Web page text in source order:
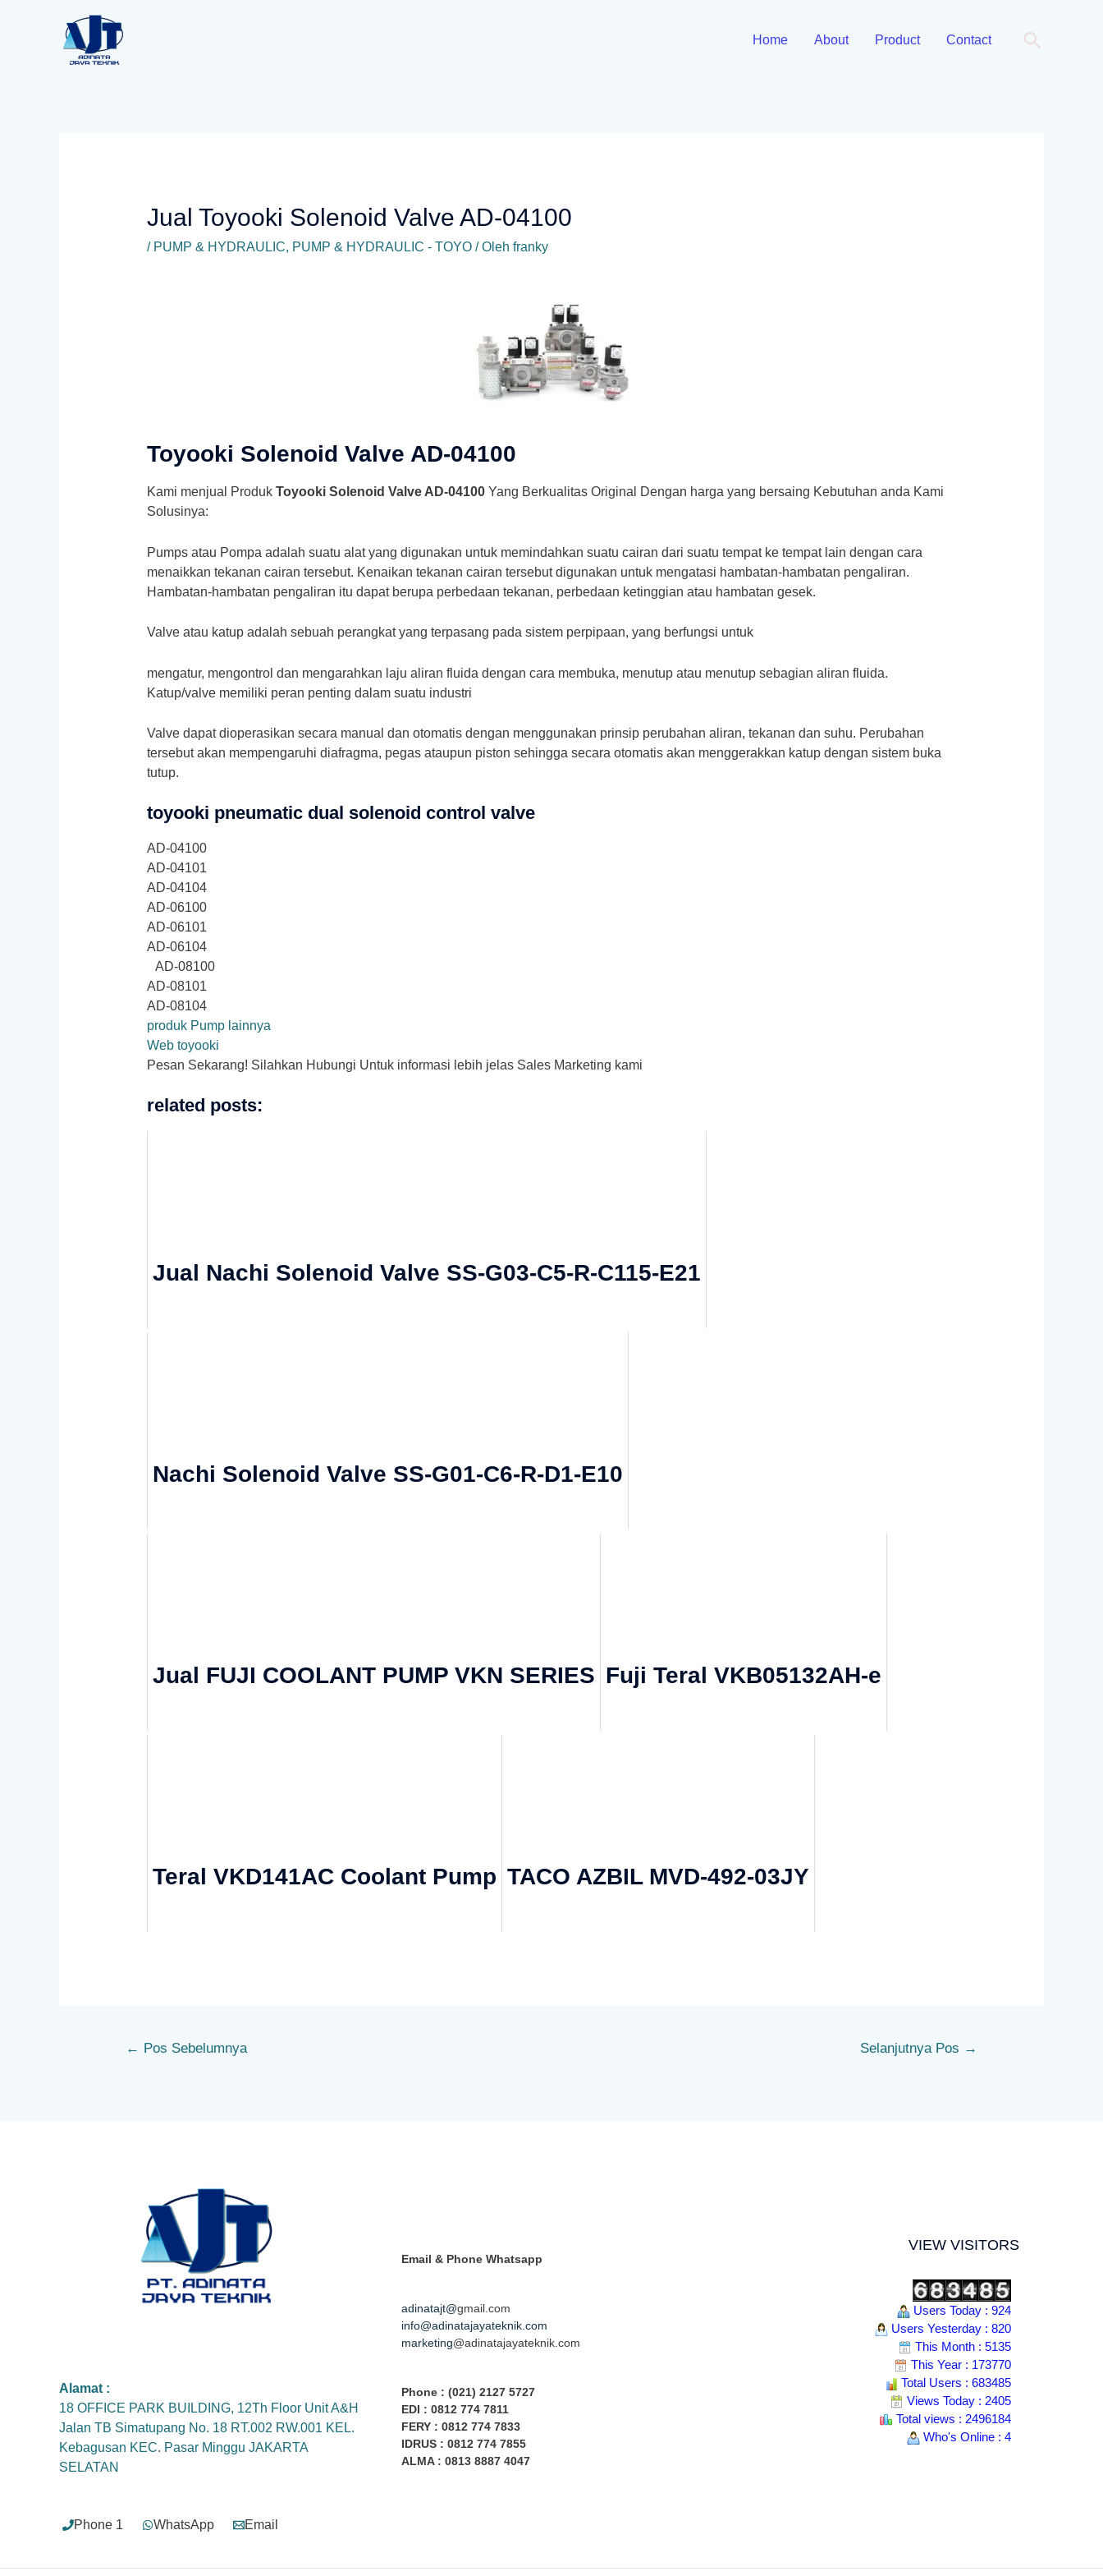
Home About Product Contact Cari
Jual Toyooki Solenoid Valve AD-04100
/ PUMP & HYDRAULIC, PUMP & HYDRAULIC - TOYO/ Oleh franky
Toyooki Solenoid Valve AD-04100
Kami menjual Produk Toyooki Solenoid Valve AD-04100 Yang Berkualitas Original Dengan harga yang bersaing Kebutuhan anda Kami
Solusinya:
Pumps atau Pompa adalah suatu alat yang digunakan untuk memindahkan suatu cairan dari suatu tempat ke tempat lain dengan cara
menaikkan tekanan cairan tersebut. Kenaikan tekanan cairan tersebut digunakan untuk mengatasi hambatan-hambatan pengaliran.
Hambatan-hambatan pengaliran itu dapat berupa perbedaan tekanan, perbedaan ketinggian atau hambatan gesek.
Valve atau katup adalah sebuah perangkat yang terpasang pada sistem perpipaan, yang berfungsi untuk
mengatur, mengontrol dan mengarahkan laju aliran fluida dengan cara membuka, menutup atau menutup sebagian aliran fluida.
Katup/valve memiliki peran penting dalam suatu industri
Valve dapat dioperasikan secara manual dan otomatis dengan menggunakan prinsip perubahan aliran, tekanan dan suhu. Perubahan
tersebut akan mempengaruhi diafragma, pegas ataupun piston sehingga secara otomatis akan menggerakkan katup dengan sistem buka
tutup.
toyooki pneumatic dual solenoid control valve
AD-04100
AD-04101
AD-04104
AD-06100
AD-06101
AD-06104
AD-08100
AD-08101
AD-08104
produk Pump lainnya
Web toyooki
Pesan Sekarang! Silahkan Hubungi Untuk informasi lebih jelas Sales Marketing kami
related posts:
Jual Nachi Solenoid Valve SS-G03-C5-R-C115-E21
Nachi Solenoid Valve SS-G01-C6-R-D1-E10
Jual FUJI COOLANT PUMP VKN SERIES Fuji Teral VKB05132AH-e
Teral VKD141AC Coolant Pump TACO AZBIL MVD-492-03JY
← Pos Sebelumnya Selanjutnya Pos →
Alamat :
18 OFFICE PARK BUILDING, 12Th Floor Unit A&H
Jalan TB Simatupang No. 18 RT.002 RW.001 KEL.
Kebagusan KEC. Pasar Minggu JAKARTA
SELATAN
Phone 1 WhatsApp Email
Email & Phone Whatsapp
adinatajt@gmail.com
info@adinatajayateknik.com
marketing@adinatajayateknik.com
Phone : (021) 2127 5727
EDI : 0812 774 7811
FERY : 0812 774 7833
IDRUS : 0812 774 7855
ALMA : 0813 8887 4047
VIEW VISITORS
Users Today : 924
Users Yesterday : 820
This Month : 5135
This Year : 173770
Total Users : 683485
Views Today : 2405
Total views : 2496184
Who's Online : 4